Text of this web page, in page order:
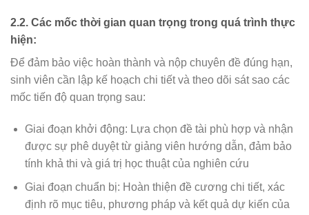
2.2. Các mốc thời gian quan trọng trong quá trình thực
hiện:
Để đảm bảo việc hoàn thành và nộp chuyên đề đúng hạn,
sinh viên cần lập kế hoạch chi tiết và theo dõi sát sao các
mốc tiến độ quan trọng sau:
Giai đoạn khởi động: Lựa chọn đề tài phù hợp và nhận
được sự phê duyệt từ giảng viên hướng dẫn, đảm bảo
tính khả thi và giá trị học thuật của nghiên cứu
Giai đoạn chuẩn bị: Hoàn thiện đề cương chi tiết, xác
định rõ mục tiêu, phương pháp và kết quả dự kiến của